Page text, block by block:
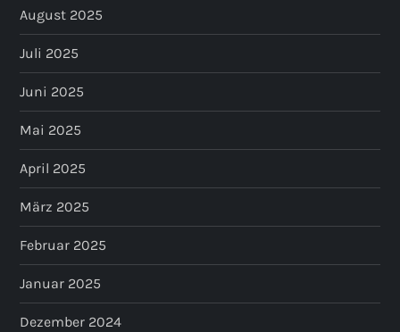
August 2025
Juli 2025
Juni 2025
Mai 2025
April 2025
März 2025
Februar 2025
Januar 2025
Dezember 2024